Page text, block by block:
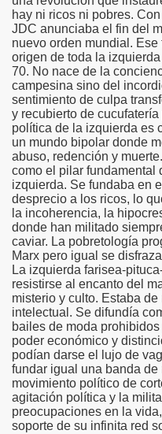
hay ni ricos ni pobres.
JDC anunciaba el fin del
nuevo orden mundial.
origen de toda la
70. No nace de la
campesina sino del
sentimiento de culpa
y recubierto de
política de la izquierda es
un mundo bipolar donde
abuso, redención y
como el pilar fundamental
izquierda. Se fundaba en
desprecio a los ricos, lo
la incoherencia, la
donde han militado
caviar. La pobretología
Marx pero igual se
La izquierda farisea-
resistirse al encanto del
misterio y culto. Estaba
intelectual. Se difundía
bailes de moda
poder económico y
podían darse el lujo de
fundar igual una banda
movimiento político de
agitación política y la
preocupaciones en la
soporte de su infinita red